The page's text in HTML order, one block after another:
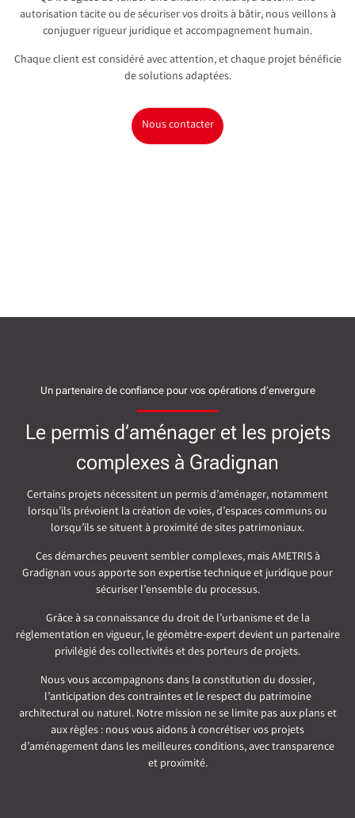
autorisation tacite ou de sécuriser vos droits à bâtir, nous veillons à
conjuguer rigueur juridique et accompagnement humain.
Chaque client est considéré avec attention, et chaque projet bénéficie
de solutions adaptées.
Nous contacter
Un partenaire de confiance pour vos opérations d’envergure
Le permis d’aménager et les projets
complexes à Gradignan
Certains projets nécessitent un permis d’aménager, notamment
lorsqu’ils prévoient la création de voies, d’espaces communs ou
lorsqu’ils se situent à proximité de sites patrimoniaux.
Ces démarches peuvent sembler complexes, mais AMETRIS à
Gradignan vous apporte son expertise technique et juridique pour
sécuriser l’ensemble du processus.
Grâce à sa connaissance du droit de l’urbanisme et de la
réglementation en vigueur, le géomètre-expert devient un partenaire
privilégié des collectivités et des porteurs de projets.
Nous vous accompagnons dans la constitution du dossier,
l’anticipation des contraintes et le respect du patrimoine
architectural ou naturel. Notre mission ne se limite pas aux plans et
aux règles : nous vous aidons à concrétiser vos projets
d’aménagement dans les meilleures conditions, avec transparence
et proximité.